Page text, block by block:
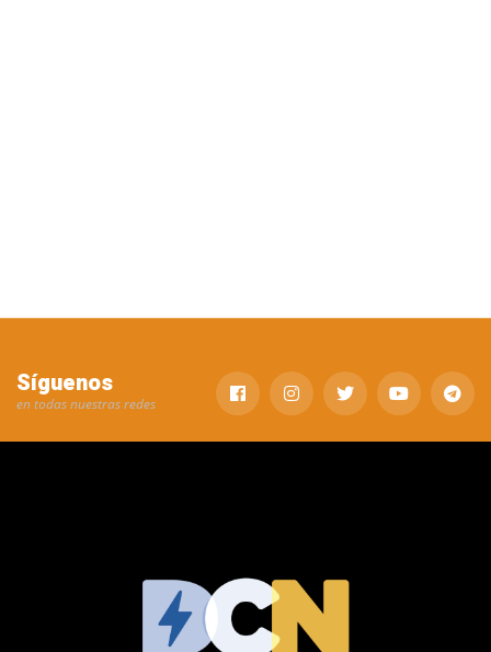
Síguenos
en todas nuestras redes